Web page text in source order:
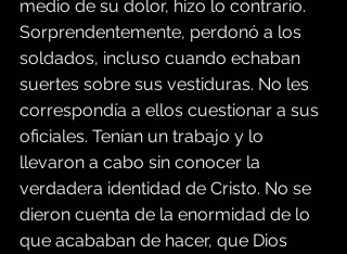
medio de su dolor, hizo lo contrario.
Sorprendentemente, perdonó a los
soldados, incluso cuando echaban
suertes sobre sus vestiduras. No les
correspondía a ellos cuestionar a sus
oficiales. Tenían un trabajo y lo
llevaron a cabo sin conocer la
verdadera identidad de Cristo. No se
dieron cuenta de la enormidad de lo
que acababan de hacer, que Dios